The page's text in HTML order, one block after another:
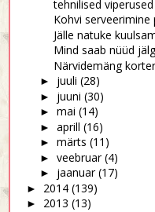
tehnilised viperused
Kohvi
Jälle natuke
Mind saab nüüd
Närvidemäng
► juuli (28)
► juuni (30)
► mai (14)
► aprill (16)
► märts (11)
► veebruar (4)
► jaanuar (17)
► 2014 (139)
► 2013 (13)